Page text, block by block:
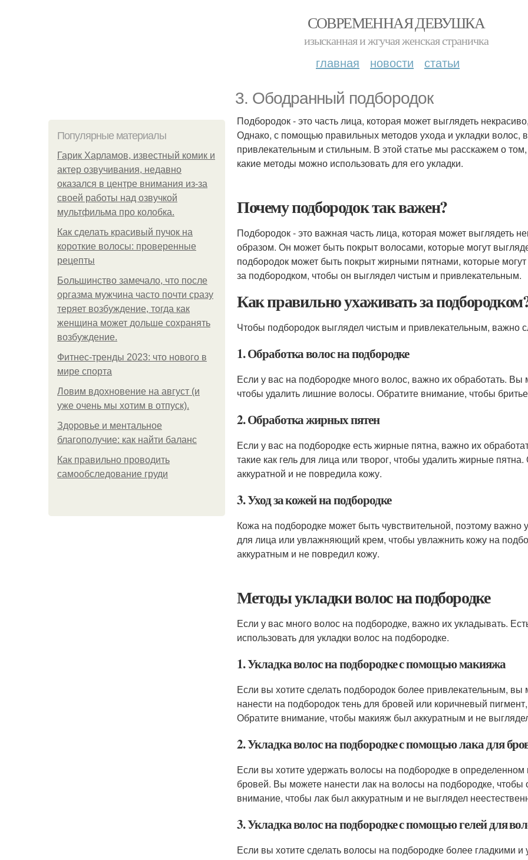
СОВРЕМЕННАЯ ДЕВУШКА
изысканная и жгучая женская страничка
главная новости статьи
3. Ободранный подбородок
Популярные материалы
Гарик Харламов, известный комик и
актер озвучивания, недавно
оказался в центре внимания из-за
своей работы над озвучкой
мультфильма про колобка.
Как сделать красивый пучок на
короткие волосы: проверенные
рецепты
Большинство замечало, что после
оргазма мужчина часто почти сразу
теряет возбуждение, тогда как
женщина может дольше сохранять
возбуждение.
Фитнес-тренды 2023: что нового в
мире спорта
Ловим вдохновение на август (и
уже очень мы хотим в отпуск).
Здоровье и ментальное
благополучие: как найти баланс
Как правильно проводить
самообследование груди
Подбородок - это часть лица, которая может выглядеть
Однако, с помощью правильных методов ухода и укладки волос,
привлекательным и стильным. В этой статье мы расскажем о
какие методы можно использовать для его укладки.
Почему подбородок так важен?
Подбородок - это важная часть лица, которая может выглядеть
образом. Он может быть покрыт волосами, которые могут
подбородок может быть покрыт жирными пятнами, которые
за подбородком, чтобы он выглядел чистым и привлекательным.
Как правильно ухаживать за
Чтобы подбородок выглядел чистым и привлекательным, важно
1. Обработка волос на подбородке
Если у вас на подбородке много волос, важно их обработать.
чтобы удалить лишние волосы. Обратите внимание, чтобы
2. Обработка жирных пятен
Если у вас на подбородке есть жирные пятна, важно их
такие как гель для лица или творог, чтобы удалить жирные
аккуратной и не повредила кожу.
3. Уход за кожей на подбородке
Кожа на подбородке может быть чувствительной, поэтому
для лица или увлажняющий крем, чтобы увлажнить кожу на
аккуратным и не повредил кожу.
Методы укладки волос на подбородке
Если у вас много волос на подбородке, важно их укладывать.
использовать для укладки волос на подбородке.
1. Укладка волос на подбородке с помощью макияжа
Если вы хотите сделать подбородок более привлекательным,
нанести на подбородок тень для бровей или коричневый
Обратите внимание, чтобы макияж был аккуратным и не
2. Укладка волос на подбородке с помощью лака для
Если вы хотите удержать волосы на подбородке в
бровей. Вы можете нанести лак на волосы на подбородке,
внимание, чтобы лак был аккуратным и не выглядел
3. Укладка волос на подбородке с помощью гелей для
Если вы хотите сделать волосы на подбородке более гладкими